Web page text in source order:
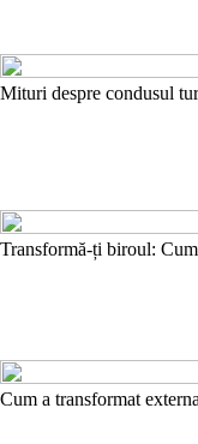
Mituri despre condusul
Transformă-ți biroul:
Cum a transformat